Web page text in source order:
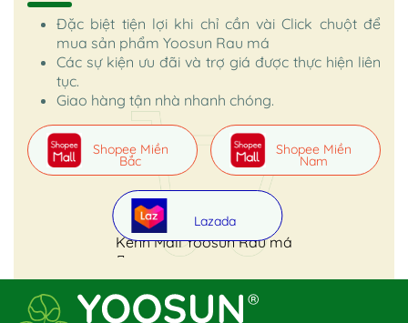
Đặc biệt tiện lợi khi chỉ cần vài Click chuột để
mua sản phẩm Yoosun Rau má
Các sự kiện ưu đãi và trợ giá được thực hiện liên
tục.
Giao hàng tận nhà nhanh chóng.
Kênh Mall Yoosun Rau má
Shopee Miền
Bắc
Shopee Miền
Nam
Lazada